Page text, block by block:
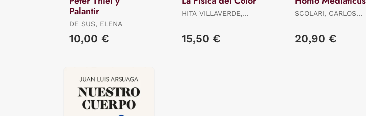
Palantir
DE SUS, ELENA
10,00 €
HITA VILLAVERDE,
LUIS MI
15,50 €
SCOLARI, CARLOS
20,90 €